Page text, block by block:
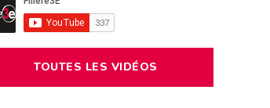
TOUTES LES VIDÉOS